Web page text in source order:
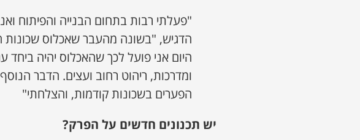
"פעלתי רבות בתחום הבנייה והפיתוח
הדגיש, "בשונה מהעבר שאכלוס שכונות
היום אני פועל לכך שהאכלוס יהיה ביחד
ומדרכות, ריהוט רחוב ועצים. הדבר
הפערים בשכונות קודמות, והצלחתי"
יש תכנונים חדשים על הפרק?